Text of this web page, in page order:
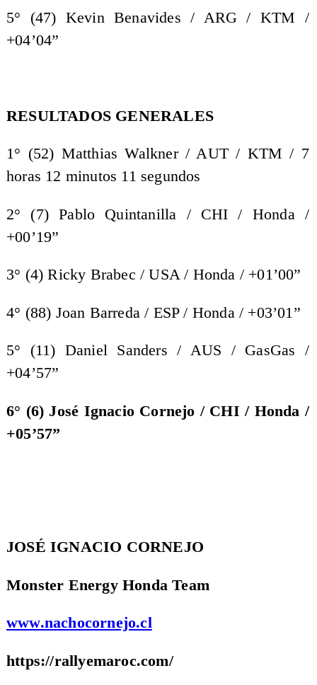
5° (47) Kevin Benavides / ARG / KTM /
+04’04”
RESULTADOS GENERALES
1° (52) Matthias Walkner / AUT / KTM / 7
horas 12 minutos 11 segundos
2° (7) Pablo Quintanilla / CHI / Honda /
+00’19”
3° (4) Ricky Brabec / USA / Honda / +01’00”
4° (88) Joan Barreda / ESP / Honda / +03’01”
5° (11) Daniel Sanders / AUS / GasGas /
+04’57”
6° (6) José Ignacio Cornejo / CHI / Honda /
+05’57”
JOSÉ IGNACIO CORNEJO
Monster Energy Honda Team
www.nachocornejo.cl
https://rallyemaroc.com/